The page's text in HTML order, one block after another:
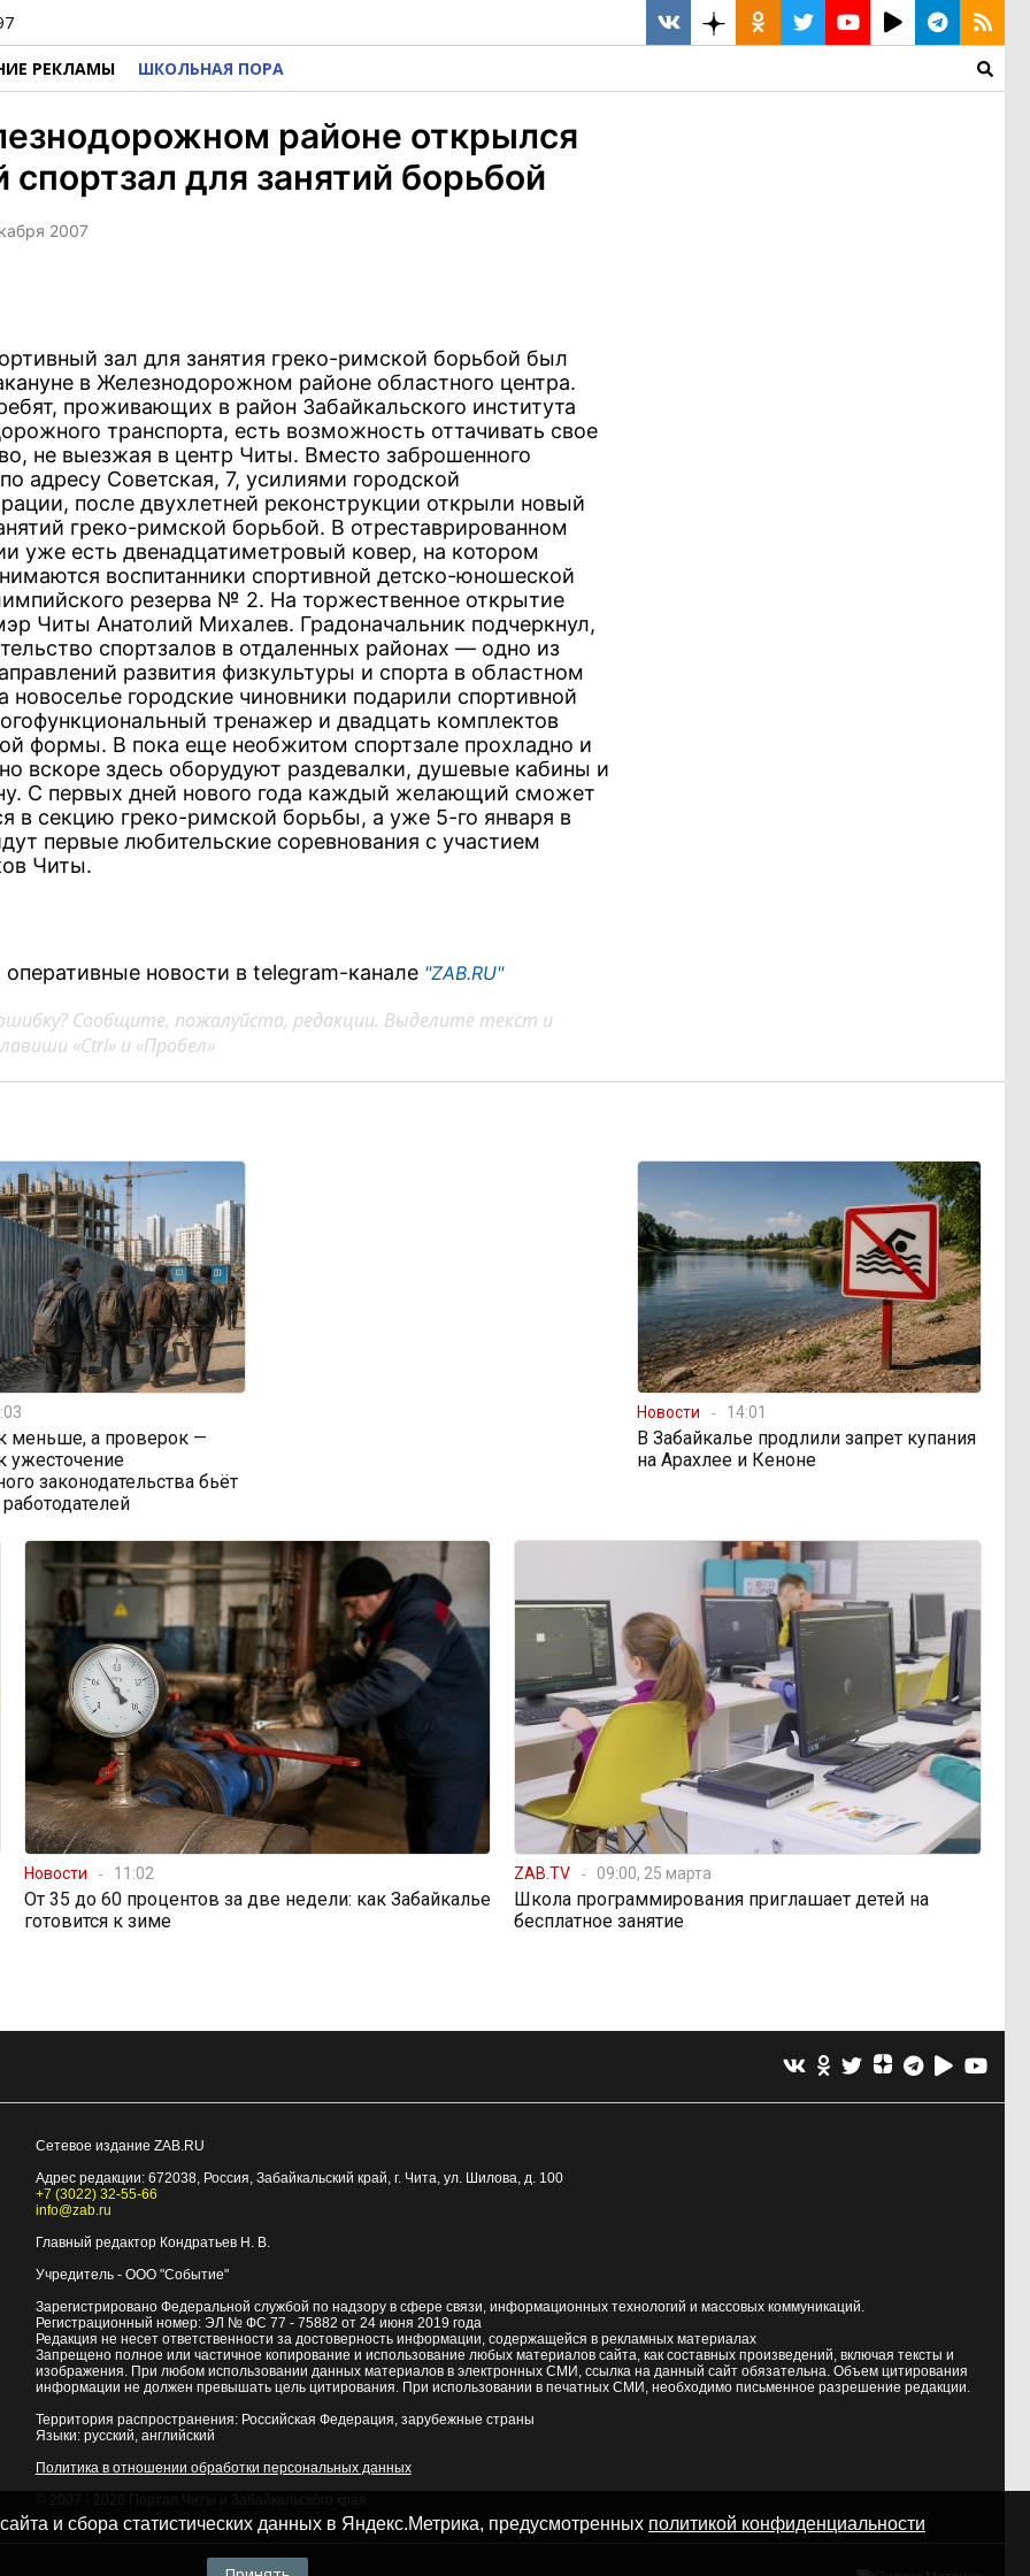
РЕКЛАМЫ ШКОЛЬНАЯ ПОРА
районе открылся
спортзал для занятий борьбой
2007
зал для занятия греко-римской борьбой был
в Железнодорожном районе областного центра.
проживающих в район Забайкальского института
транспорта, есть возможность оттачивать свое
не выезжая в центр Читы. Вместо заброшенного
адресу Советская, 7, усилиями городской
после двухлетней реконструкции открыли новый
греко-римской борьбой. В отреставрированном
уже есть двенадцатиметровый ковер, на котором
воспитанники спортивной детско-юношеской
резерва № 2. На торжественное открытие
Читы Анатолий Михалев. Градоначальник подчеркнул,
спортзалов в отдаленных районах — одно из
развития физкультуры и спорта в областном
новоселье городские чиновники подарили спортивной
тренажер и двадцать комплектов
формы. В пока еще необжитом спортзале прохладно и
вскоре здесь оборудуют раздевалки, душевые кабины и
С первых дней нового года каждый желающий сможет
в секцию греко-римской борьбы, а уже 5-го января в
первые любительские соревнования с участием
Читы.
новости в telegram-канале "ZAB.RU"
Сообщите, пожалуйста, редакции. Выделите текст и
«Ctrl» и «Пробел»
меньше, а проверок —
ужесточение
законодательства бьёт
Новости 14:01
В Забайкалье продлили запрет купания
на Арахлее и Кеноне
Новости 11:02
От 35 до 60 процентов за две недели: как Забайкалье
готовится к зиме
ZAB.TV 09:00, 25 марта
Школа программирования приглашает детей на
бесплатное занятие
Сетевое издание ZAB.RU
Адрес редакции: 672038, Россия, Забайкальский край, г. Чита, ул. Шилова, д. 100
+7 (3022) 32-55-66
info@zab.ru
Главный редактор Кондратьев Н. В.
Учредитель - ООО "Событие"
Зарегистрировано Федеральной службой по надзору в сфере связи, информационных технологий и массовых коммуникаций.
Регистрационный номер: ЭЛ № ФС 77 - 75882 от 24 июня 2019 года
Редакция не несет ответственности за достоверность информации, содержащейся в рекламных материалах
Запрещено полное или частичное копирование и использование любых материалов сайта, как составных произведений, включая тексты и
изображения. При любом использовании данных материалов в электронных СМИ, ссылка на данный сайт обязательна. Объем цитирования
информации не должен превышать цель цитирования. При использовании в печатных СМИ, необходимо письменное разрешение редакции.
Территория распространения: Российская Федерация, зарубежные страны
Языки: русский, английский
Политика в отношении обработки персональных данных
и сбора статистических данных в Яндекс.Метрика, предусмотренных политикой конфиденциальности